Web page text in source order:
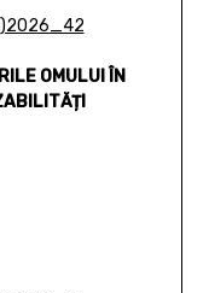
OMULUI ÎN